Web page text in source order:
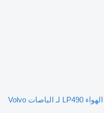
ضاغط الهواء LP490 لـ الباصات Volvo